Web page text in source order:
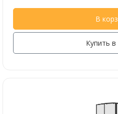
В
Купить в